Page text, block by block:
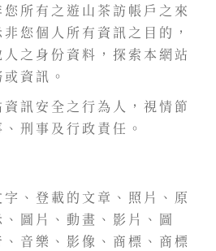
所有之遊山茶訪帳戶之來
您個人所有資訊之目的，
之身份資料，探索本網站
資訊。
訊安全之行為人，視情節
刑事及行政責任。
、登載的文章、照片、原
圖片、動畫、影片、圖
音樂、影像、商標、商標